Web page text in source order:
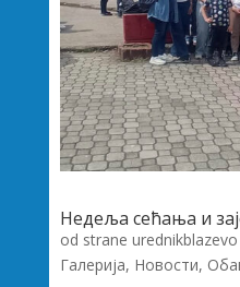
Недеља сећања и
od strane urednikblazevo
Галерија, Новости,